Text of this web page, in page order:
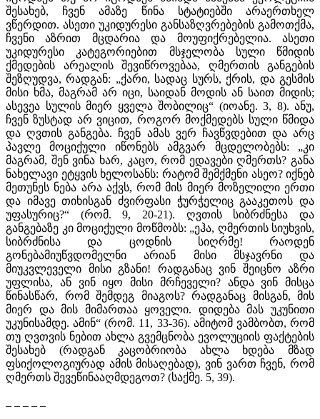
შესახებ, ჩვენ ამაზე წინა სტატიებში არაერთხელ
ვწერდით. ასეთი უკიდურესი განსაზღვრებების გამოთქმა,
ჩვენი აზრით მცდარია და მოუფიქრებელია. ასეთი
უკიდურესი კატეგორიებით მსჯელობა სული წმიდის
ქმედების არეალის შევიწროვებაა, ღმერთის განგების
შეზღუდვა, რადგან: „ქარი, სადაც სურს, ქრის, და გესმის
მისი ხმა, მაგრამ არ იცი, საიდან მოდის ან საით მიდის;
ასევეა სულის მიერ ყველა შობილიც“ (იოანე. 3, 8). ანუ,
ჩვენ ზუსტად არ ვიცით, როგორ მოქმედებს სული წმიდა
და ღვთის განგება. ჩვენ ამას ვერ ჩავწვდებით და არც
პავლე მოციქული იწონებს ამგვარ მცდელობებს: „კი
მაგრამ, შენ ვინა ხარ, კაცო, რომ ედავები ღმერთს? განა
ნახელავი ეტყვის ხელოსანს: რატომ შემქმენი ასეო? იქნებ
მეთუნეს ნება არა აქვს, რომ მის მიერ მოზელილი ერთი
და იმავე თიხისგან ძვირფასი ჭურჭელიც გააკეთოს და
უფასურიც?“ (რომ. 9, 20-21). ღვთის სიბრძნესა და
განგებაზე კი მოციქული მოწმობს: „ეჰა, ღმერთის სიუხვის,
სიბრძნისა და ცოდნის სიღრმე! რაოდენ
გონებამიუწვდომელნი არიან მისი მსჯავრნი და
მიუკვლეველი მისი გზანი! რადგანაც ვინ შეიცნო აზრი
უფლისა, ან ვინ იყო მისი მრჩეველი? ანდა ვინ მისცა
წინასწარ, რომ შემდეგ მიაგოს? რადგანაც მისგან, მის
მიერ და მის მიმართაა ყოველი. დიდება მას უკუნითი
უკუნისამდე. ამინ“ (რომ. 11, 33-36). ამიტომ ვამბობთ, რომ
თუ ღვთვის ნებით ახლა გვემცნობა ევოლუციის ფაქტების
შესახებ (რადგან კაცობრიობა ახლა ხდება მზად
ფსიქოლოგიურად ამის მისაღებად), ვინ ვართ ჩვენ, რომ
ღმერთს შევეწინააღმდეგოთ? (საქმე. 5, 39).